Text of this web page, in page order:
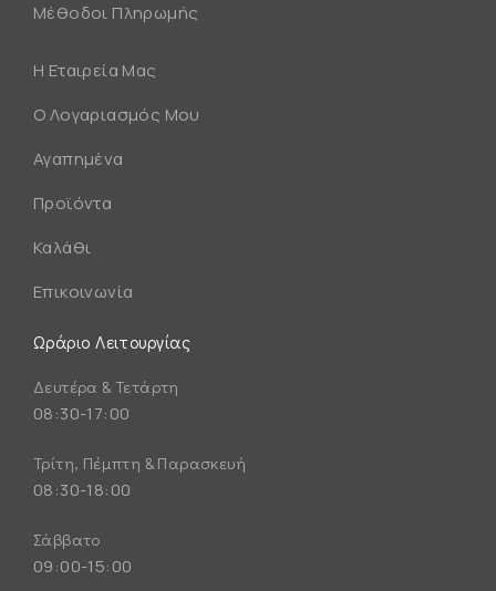
Μέθοδοι Πληρωμής
Η Εταιρεία Μας
Ο Λογαριασμός Μου
Αγαπημένα
Προϊόντα
Καλάθι
Επικοινωνία
Ωράριο Λειτουργίας
Δευτέρα & Τετάρτη
08:30-17:00
Τρίτη, Πέμπτη & Παρασκευή
08:30-18:00
Σάββατο
09:00-15:00